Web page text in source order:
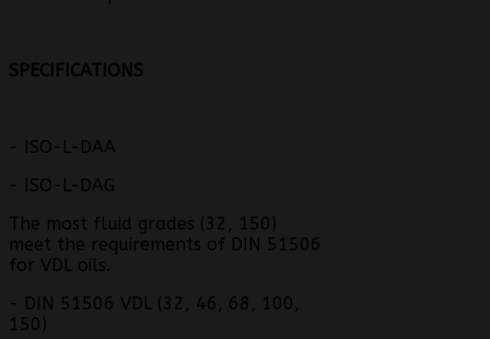
SPECIFICATIONS
- ISO-L-DAA
- ISO-L-DAG
The most fluid grades (32, 150)
meet the requirements of DIN 51506
for VDL oils.
- DIN 51506 VDL (32, 46, 68, 100,
150)